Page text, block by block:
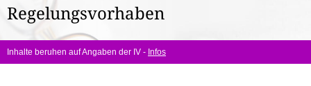
hier:
Regelungsvorhaben
Inhalte beruhen auf Angaben der IV - Infos